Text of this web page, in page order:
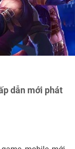
dẫn mới phát